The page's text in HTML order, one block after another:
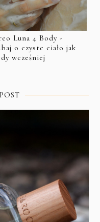
Luna 4 Body -
o czyste ciało jak
wcześniej